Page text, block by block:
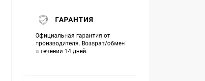
ГАРАНТИЯ
Официальная гарантия от
производителя. Возврат/обмен
в течении 14 дней.